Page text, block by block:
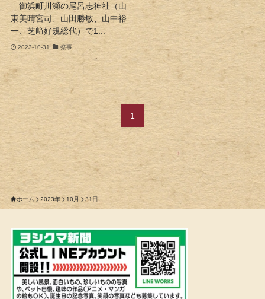
御浜町川瀬の尾呂志神社（山
東美晴宮司、山田勝敏、山中裕
一、芝﨑好規総代）で1...
2023-10-31 祭事
1
ホーム 2023年 10月 31日